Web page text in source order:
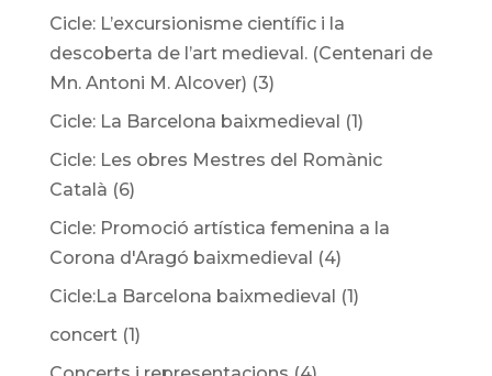
Cicle: L’excursionisme científic i la
descoberta de l’art medieval. (Centenari de
Mn. Antoni M. Alcover) (3)
Cicle: La Barcelona baixmedieval (1)
Cicle: Les obres Mestres del Romànic
Català (6)
Cicle: Promoció artística femenina a la
Corona d'Aragó baixmedieval (4)
Cicle:La Barcelona baixmedieval (1)
concert(1)